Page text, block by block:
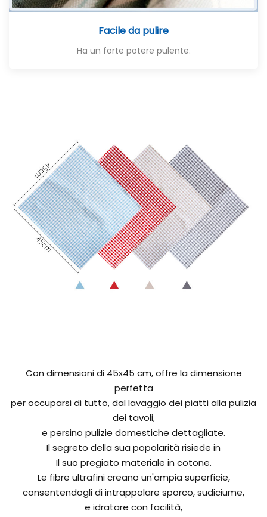
Facile da pulire
Ha un forte potere pulente.
Con dimensioni di 45x45 cm, offre la dimensione
perfetta
per occuparsi di tutto, dal lavaggio dei piatti alla pulizia
dei tavoli,
e persino pulizie domestiche dettagliate.
Il segreto della sua popolarità risiede in
Il suo pregiato materiale in cotone.
Le fibre ultrafini creano un'ampia superficie,
consentendogli di intrappolare sporco, sudiciume,
e idratare con facilità,